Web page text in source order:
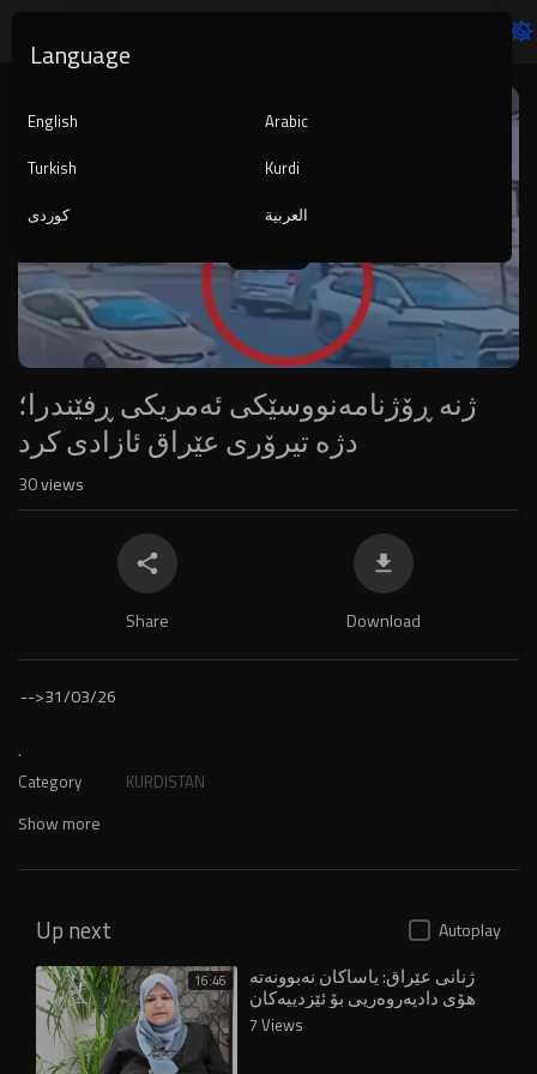
Player
auto
ژنە ڕۆژنامەنووسێکی ئەمریکی ڕفێندرا؛
دژە تیرۆری عێراق ئازادی کرد
30views
Share Download
-->31/03/26
.
Category KURDISTAN
Show more
Up next Autoplay
16:46 ژنانی عێراق: یاساکان نەبوونەتە
هۆی دادپەروەریی بۆ ئێزدییەکان
7 Views
Language
English
Arabic
Turkish
Kurdi
کوردی
العربية